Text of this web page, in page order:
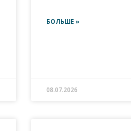
БОЛЬШЕ »
08.07.2026